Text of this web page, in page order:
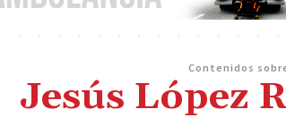
Contenidos
Jesús López